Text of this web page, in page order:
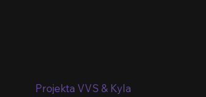
Projekta VVS & Kyla